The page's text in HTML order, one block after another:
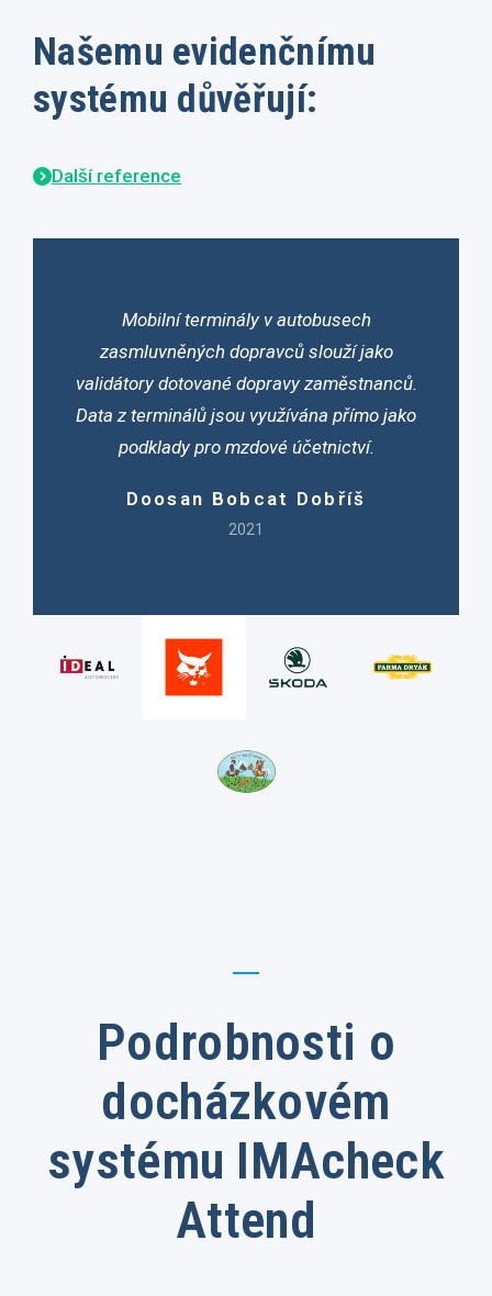
Našemu evidenčnímu
systému důvěřují:
Další reference
Mobilní terminály v autobusech
zasmluvněných dopravců slouží jako
validátory dotované dopravy zaměstnanců.
Data z terminálů jsou využívána přímo jako
podklady pro mzdové účetnictví.
Doosan Bobcat Dobříš
2021
Podrobnosti o
docházkovém
systému IMAcheck
Attend